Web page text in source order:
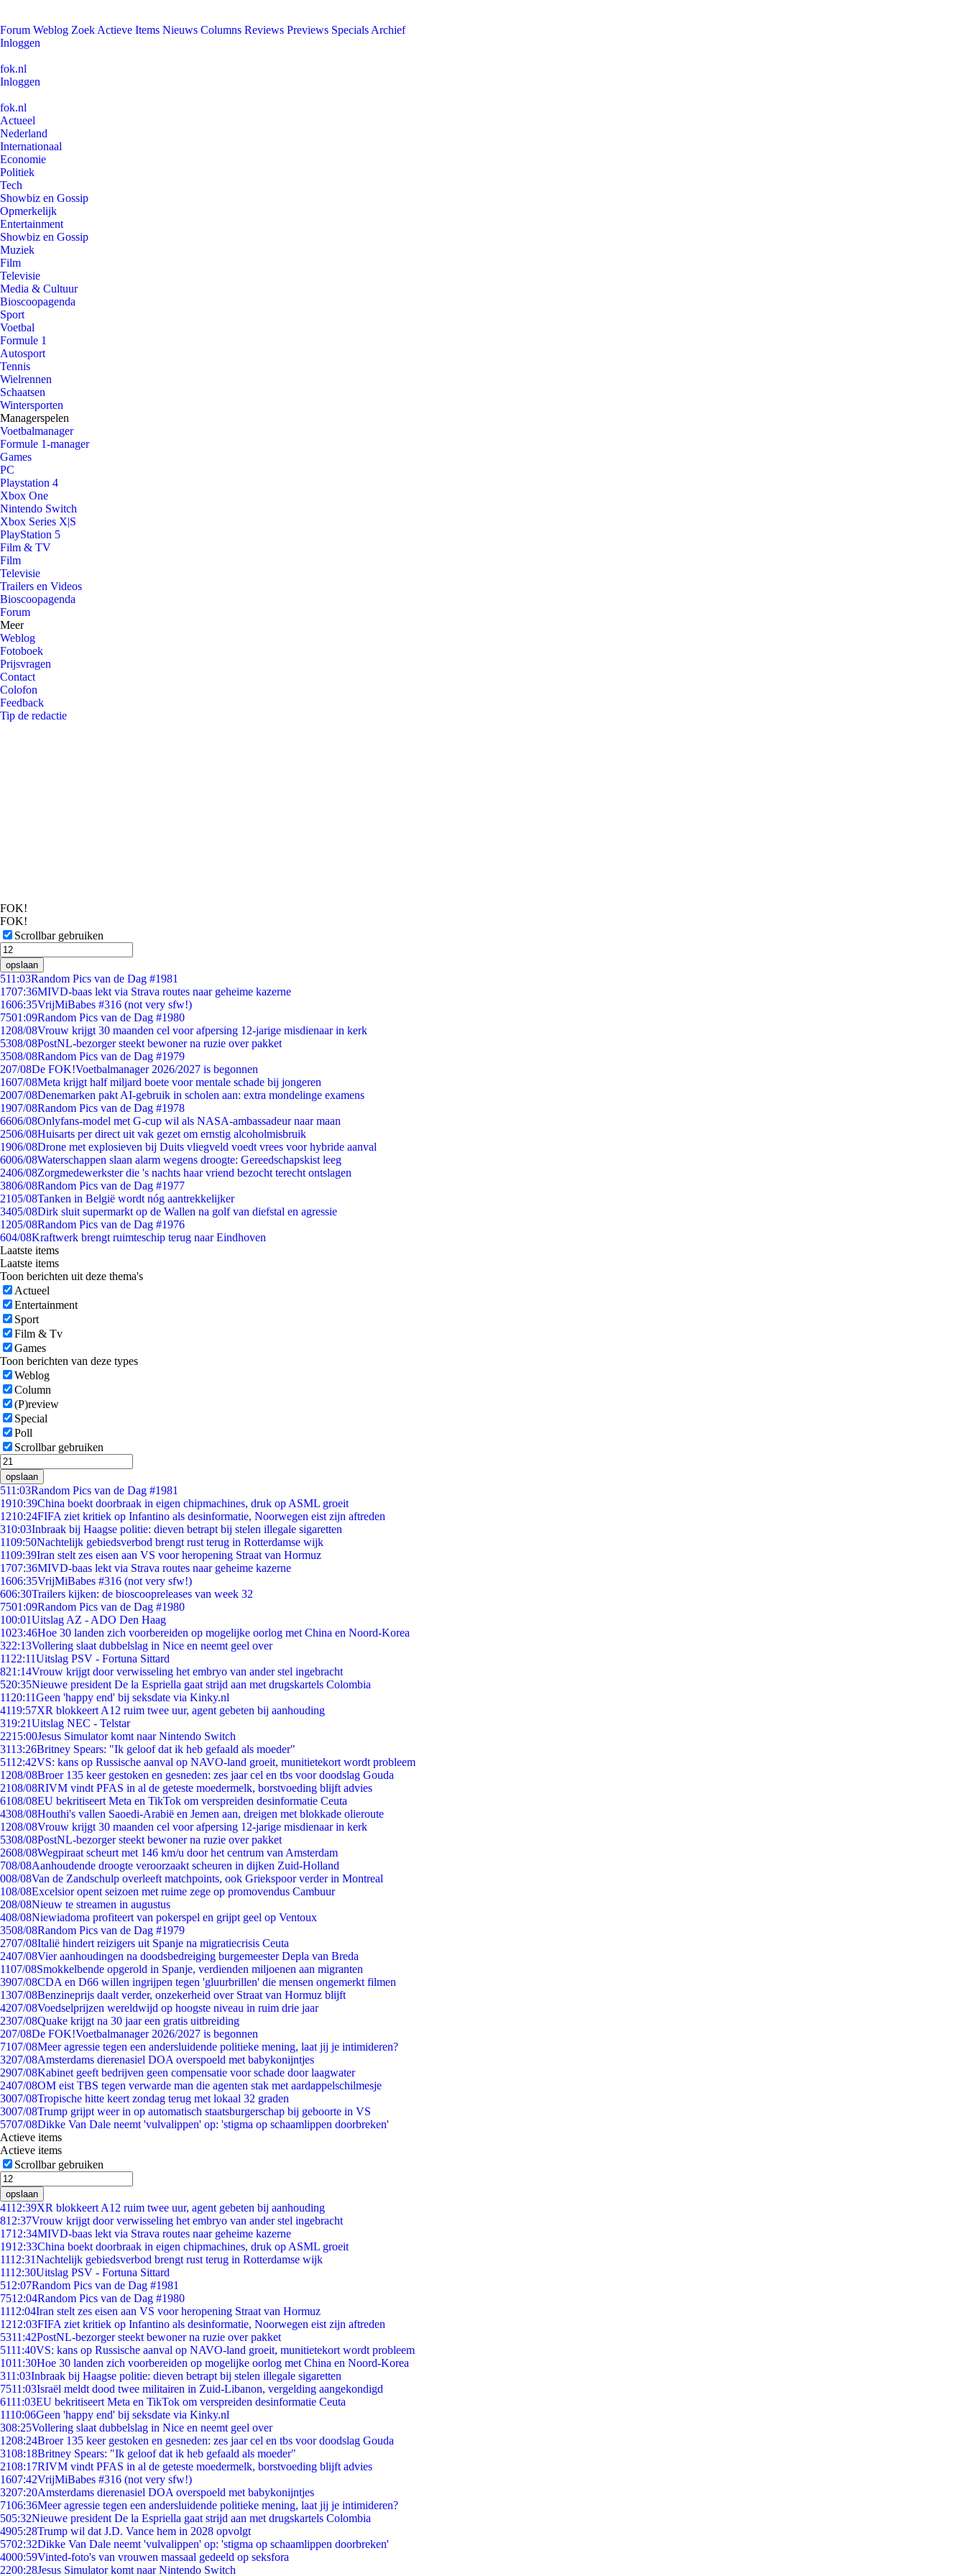
Forum Weblog Zoek Actieve Items Nieuws Columns Reviews Previews Specials Archief
Inloggen
fok.nl
Inloggen
fok.nl
Actueel
Nederland
Internationaal
Economie
Politiek
Tech
Showbiz en Gossip
Opmerkelijk
Entertainment
Showbiz en Gossip
Muziek
Film
Televisie
Media & Cultuur
Bioscoopagenda
Sport
Voetbal
Formule 1
Autosport
Tennis
Wielrennen
Schaatsen
Wintersporten
Managerspelen
Voetbalmanager
Formule 1-manager
Games
PC
Playstation 4
Xbox One
Nintendo Switch
Xbox Series X|S
PlayStation 5
Film & TV
Film
Televisie
Trailers en Videos
Bioscoopagenda
Forum
Meer
Weblog
Fotoboek
Prijsvragen
Contact
Colofon
Feedback
Tip de redactie
FOK!
FOK!
Scrollbar gebruiken
opslaan
511:03Random Pics van de Dag #1981
1707:36MIVD-baas lekt via Strava routes naar geheime kazerne
1606:35VrijMiBabes #316 (not very sfw!)
7501:09Random Pics van de Dag #1980
1208/08Vrouw krijgt 30 maanden cel voor afpersing 12-jarige misdienaar in kerk
5308/08PostNL-bezorger steekt bewoner na ruzie over pakket
3508/08Random Pics van de Dag #1979
207/08De FOK!Voetbalmanager 2026/2027 is begonnen
1607/08Meta krijgt half miljard boete voor mentale schade bij jongeren
2007/08Denemarken pakt AI-gebruik in scholen aan: extra mondelinge examens
1907/08Random Pics van de Dag #1978
6606/08Onlyfans-model met G-cup wil als NASA-ambassadeur naar maan
2506/08Huisarts per direct uit vak gezet om ernstig alcoholmisbruik
1906/08Drone met explosieven bij Duits vliegveld voedt vrees voor hybride aanval
6006/08Waterschappen slaan alarm wegens droogte: Gereedschapskist leeg
2406/08Zorgmedewerkster die 's nachts haar vriend bezocht terecht ontslagen
3806/08Random Pics van de Dag #1977
2105/08Tanken in België wordt nóg aantrekkelijker
3405/08Dirk sluit supermarkt op de Wallen na golf van diefstal en agressie
1205/08Random Pics van de Dag #1976
604/08Kraftwerk brengt ruimteschip terug naar Eindhoven
Laatste items
Laatste items
Toon berichten uit deze thema's
Actueel
Entertainment
Sport
Film & Tv
Games
Toon berichten van deze types
Weblog
Column
(P)review
Special
Poll
Scrollbar gebruiken
opslaan
511:03Random Pics van de Dag #1981
1910:39China boekt doorbraak in eigen chipmachines, druk op ASML groeit
1210:24FIFA ziet kritiek op Infantino als desinformatie, Noorwegen eist zijn aftreden
310:03Inbraak bij Haagse politie: dieven betrapt bij stelen illegale sigaretten
1109:50Nachtelijk gebiedsverbod brengt rust terug in Rotterdamse wijk
1109:39Iran stelt zes eisen aan VS voor heropening Straat van Hormuz
1707:36MIVD-baas lekt via Strava routes naar geheime kazerne
1606:35VrijMiBabes #316 (not very sfw!)
606:30Trailers kijken: de bioscoopreleases van week 32
7501:09Random Pics van de Dag #1980
100:01Uitslag AZ - ADO Den Haag
1023:46Hoe 30 landen zich voorbereiden op mogelijke oorlog met China en Noord-Korea
322:13Vollering slaat dubbelslag in Nice en neemt geel over
11 22:11Uitslag PSV - Fortuna Sittard
821:14Vrouw krijgt door verwisseling het embryo van ander stel ingebracht
520:35Nieuwe president De la Espriella gaat strijd aan met drugskartels Colombia
11 20:11Geen 'happy end' bij seksdate via Kinky.nl
4119:57XR blokkeert A12 ruim twee uur, agent gebeten bij aanhouding
319:21Uitslag NEC - Telstar
2215:00Jesus Simulator komt naar Nintendo Switch
3113:26Britney Spears: "Ik geloof dat ik heb gefaald als moeder"
5112:42VS: kans op Russische aanval op NAVO-land groeit, munitietekort wordt probleem
1208/08Broer 135 keer gestoken en gesneden: zes jaar cel en tbs voor doodslag Gouda
2108/08RIVM vindt PFAS in al de geteste moedermelk, borstvoeding blijft advies
6108/08EU bekritiseert Meta en TikTok om verspreiden desinformatie Ceuta
4308/08Houthi's vallen Saoedi-Arabië en Jemen aan, dreigen met blokkade olieroute
1208/08Vrouw krijgt 30 maanden cel voor afpersing 12-jarige misdienaar in kerk
5308/08PostNL-bezorger steekt bewoner na ruzie over pakket
2608/08Wegpiraat scheurt met 146 km/u door het centrum van Amsterdam
708/08Aanhoudende droogte veroorzaakt scheuren in dijken Zuid-Holland
008/08Van de Zandschulp overleeft matchpoints, ook Griekspoor verder in Montreal
108/08Excelsior opent seizoen met ruime zege op promovendus Cambuur
208/08Nieuw te streamen in augustus
408/08Niewiadoma profiteert van pokerspel en grijpt geel op Ventoux
3508/08Random Pics van de Dag #1979
2707/08Italië hindert reizigers uit Spanje na migratiecrisis Ceuta
2407/08Vier aanhoudingen na doodsbedreiging burgemeester Depla van Breda
1107/08Smokkelbende opgerold in Spanje, verdienden miljoenen aan migranten
3907/08CDA en D66 willen ingrijpen tegen 'gluurbrillen' die mensen ongemerkt filmen
1307/08Benzineprijs daalt verder, onzekerheid over Straat van Hormuz blijft
4207/08Voedselprijzen wereldwijd op hoogste niveau in ruim drie jaar
2307/08Quake krijgt na 30 jaar een gratis uitbreiding
207/08De FOK!Voetbalmanager 2026/2027 is begonnen
7107/08Meer agressie tegen een andersluidende politieke mening, laat jij je intimideren?
3207/08Amsterdams dierenasiel DOA overspoeld met babykonijntjes
2907/08Kabinet geeft bedrijven geen compensatie voor schade door laagwater
2407/08OM eist TBS tegen verwarde man die agenten stak met aardappelschilmesje
3007/08Tropische hitte keert zondag terug met lokaal 32 graden
3007/08Trump grijpt weer in op automatisch staatsburgerschap bij geboorte in VS
5707/08Dikke Van Dale neemt 'vulvalippen' op: 'stigma op schaamlippen doorbreken'
Actieve items
Actieve items
Scrollbar gebruiken
opslaan
4112:39XR blokkeert A12 ruim twee uur, agent gebeten bij aanhouding
812:37Vrouw krijgt door verwisseling het embryo van ander stel ingebracht
1712:34MIVD-baas lekt via Strava routes naar geheime kazerne
1912:33China boekt doorbraak in eigen chipmachines, druk op ASML groeit
1112:31Nachtelijk gebiedsverbod brengt rust terug in Rotterdamse wijk
1112:30Uitslag PSV - Fortuna Sittard
512:07Random Pics van de Dag #1981
7512:04Random Pics van de Dag #1980
1112:04Iran stelt zes eisen aan VS voor heropening Straat van Hormuz
1212:03FIFA ziet kritiek op Infantino als desinformatie, Noorwegen eist zijn aftreden
5311:42PostNL-bezorger steekt bewoner na ruzie over pakket
5111:40VS: kans op Russische aanval op NAVO-land groeit, munitietekort wordt probleem
1011:30Hoe 30 landen zich voorbereiden op mogelijke oorlog met China en Noord-Korea
311:03Inbraak bij Haagse politie: dieven betrapt bij stelen illegale sigaretten
7511:03Israël meldt dood twee militairen in Zuid-Libanon, vergelding aangekondigd
6111:03EU bekritiseert Meta en TikTok om verspreiden desinformatie Ceuta
1110:06Geen 'happy end' bij seksdate via Kinky.nl
308:25Vollering slaat dubbelslag in Nice en neemt geel over
1208:24Broer 135 keer gestoken en gesneden: zes jaar cel en tbs voor doodslag Gouda
3108:18Britney Spears: "Ik geloof dat ik heb gefaald als moeder"
2108:17RIVM vindt PFAS in al de geteste moedermelk, borstvoeding blijft advies
1607:42VrijMiBabes #316 (not very sfw!)
3207:20Amsterdams dierenasiel DOA overspoeld met babykonijntjes
7106:36Meer agressie tegen een andersluidende politieke mening, laat jij je intimideren?
505:32Nieuwe president De la Espriella gaat strijd aan met drugskartels Colombia
4905:28Trump wil dat J.D. Vance hem in 2028 opvolgt
5702:32Dikke Van Dale neemt 'vulvalippen' op: 'stigma op schaamlippen doorbreken'
4000:59Vinted-foto's van vrouwen massaal gedeeld op seksfora
2200:28Jesus Simulator komt naar Nintendo Switch